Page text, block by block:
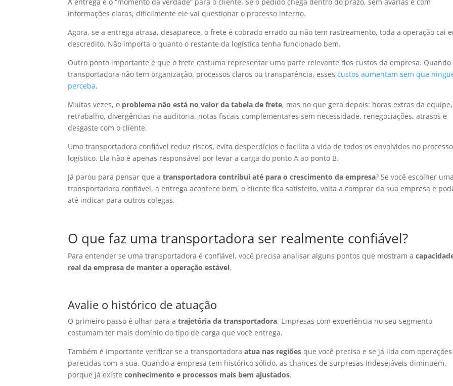
informações claras, dificilmente ele vai questionar o processo interno.
Agora, se a entrega atrasa, desaparece, o frete é cobrado errado ou não tem rastreamento, toda a operação cai
descredito. Não importa o quanto o restante da logística tenha funcionado bem.
Outro ponto importante é que o frete costuma representar uma parte relevante dos custos da empresa. Quando
transportadora não tem organização, processos claros ou transparência, essescustos aumentam sem que
perceba.
Muitas vezes, o problema não está no valor da tabela de frete, mas no que gera depois: horas extras da equipe,
retrabalho, divergências na auditoria, notas fiscais complementares sem necessidade, renegociações, atrasos e
desgaste com o cliente.
Uma transportadora confiável reduz riscos, evita desperdícios e facilita a vida de todos os envolvidos no processo
logístico. Ela não é apenas responsável por levar a carga do ponto A ao ponto B.
Já parou para pensar que a transportadora contribui até para o crescimento da empresa? Se você escolher uma
transportadora confiável, a entrega acontece bem, o cliente fica satisfeito, volta a comprar da sua empresa e
até indicar para outros colegas.
O que faz uma transportadora ser realmente confiável?
Para entender se uma transportadora é confiável, você precisa analisar alguns pontos que mostram a
real da empresa de manter a operação estável.
Avalie o histórico de atuação
O primeiro passo é olhar para atrajetória da transportadora. Empresas com experiência no seu segmento
costumam ter mais domínio do tipo de carga que você entrega.
Também é importante verificar se a transportadoraatua nas regiõesque você precisa e se já lida com operações
parecidas com a sua. Quando a empresa tem histórico sólido, as chances de surpresas indesejáveis diminuem,
porque já existeconhecimento e processos mais bem ajustados.